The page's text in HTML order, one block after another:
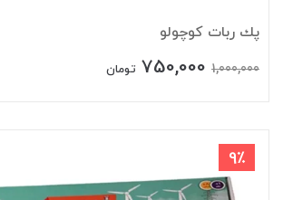
پك ربات کوچولو
1,000,000
750,000 تومان
9٪